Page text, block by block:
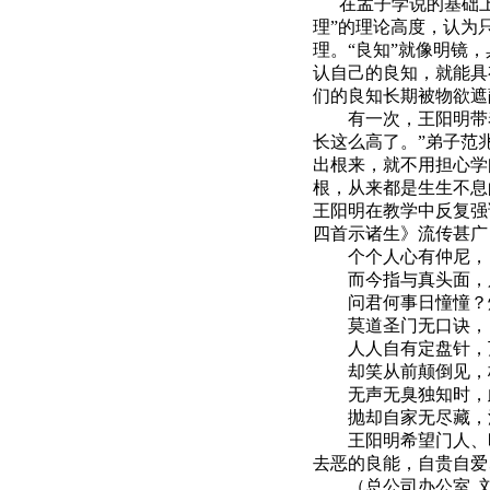
在孟子学说的基础
理”的理论高度，认为
理。“良知”就像明镜
认自己的良知，就能
们的良知长期被物欲
有一次，王阳明
长这么高了。”弟子范
出根来，就不用担心
根，从来都是生生不
王阳明在教学中反复
四首示诸生》流传甚
个个人心有仲尼
而今指与真头面
问君何事日憧憧
莫道圣门无口诀
人人自有定盘针
却笑从前颠倒见
无声无臭独知时
抛却自家无尽藏
王阳明希望门人
去恶的良能，自贵自
（总公司办公室